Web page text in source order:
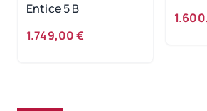
Entice 5 B
1.749,00 €